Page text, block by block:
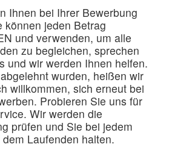
Ihnen bei Ihrer Bewerbung
können jeden Betrag
und verwenden, um alle
zu begleichen, sprechen
und wir werden Ihnen helfen.
wurden, heißen wir
willkommen, sich erneut bei
Probieren Sie uns für
Wir werden die
prüfen und Sie bei jedem
Laufenden halten.